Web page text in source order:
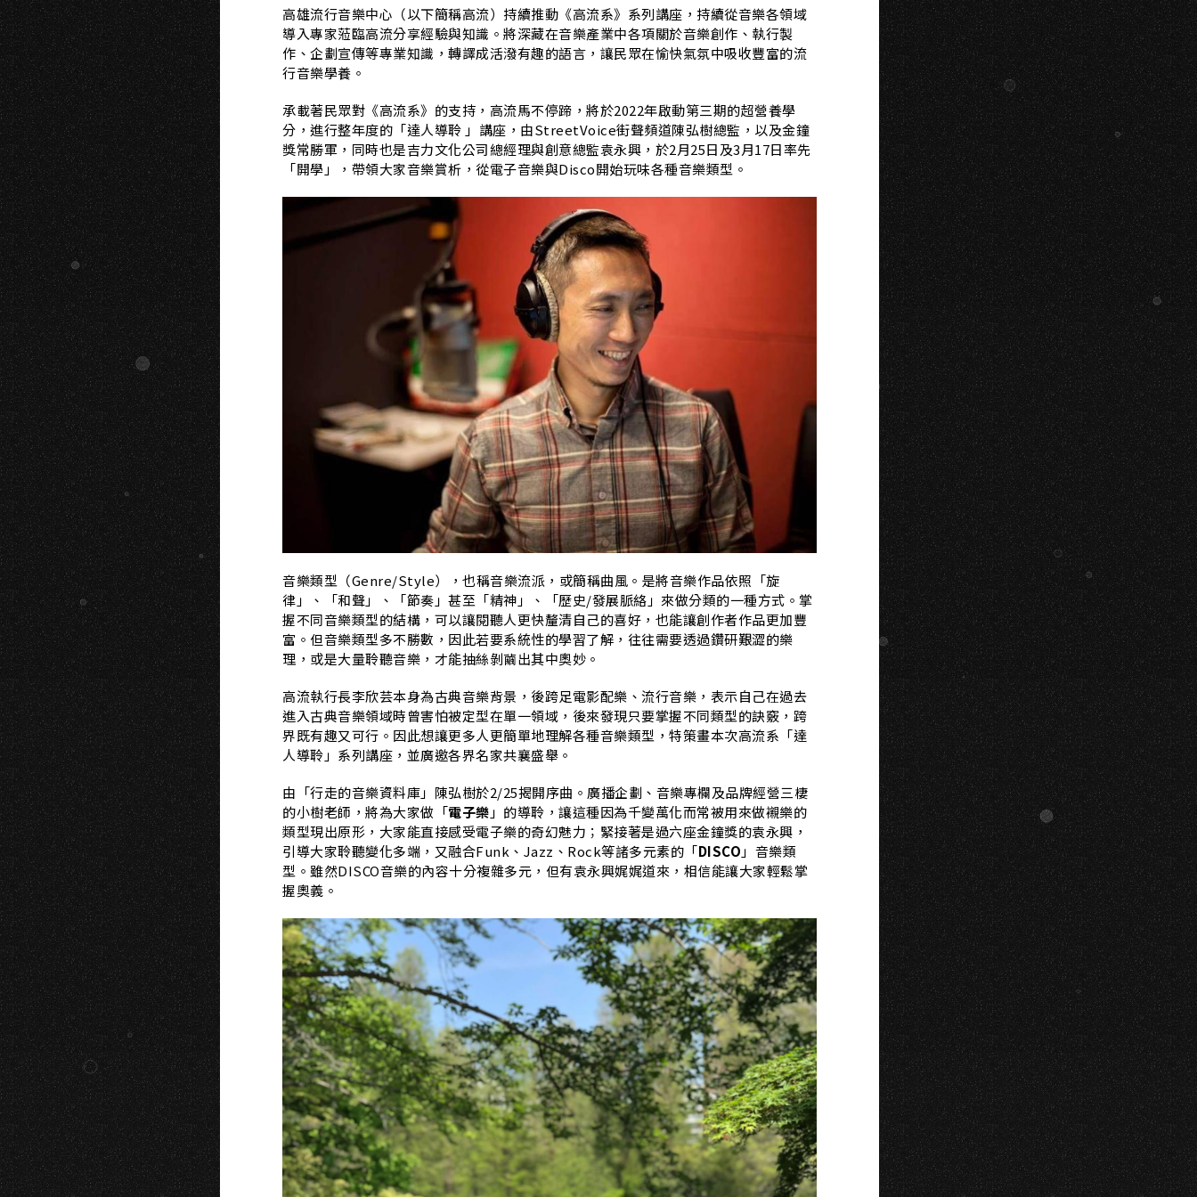
高雄流行音樂中心（以下簡稱高流）持續推動《高流系》系列講座，持續從音樂各領域
導入專家蒞臨高流分享經驗與知識。將深藏在音樂產業中各項關於音樂創作、執行製
作、企劃宣傳等專業知識，轉譯成活潑有趣的語言，讓民眾在愉快氣氛中吸收豐富的流
行音樂學養。
承載著民眾對《高流系》的支持，高流馬不停蹄，將於2022年啟動第三期的超營養學
分，進行整年度的「達人導聆 」講座，由StreetVoice街聲頻道陳弘樹總監，以及金鐘
獎常勝軍，同時也是吉力文化公司總經理與創意總監袁永興，於2月25日及3月17日率先
「開學」，帶領大家音樂賞析，從電子音樂與Disco開始玩味各種音樂類型。
音樂類型（Genre/Style），也稱音樂流派，或簡稱曲風。是將音樂作品依照「旋
律」、「和聲」、「節奏」甚至「精神」、「歷史/發展脈絡」來做分類的一種方式。掌
握不同音樂類型的結構，可以讓閱聽人更快釐清自己的喜好，也能讓創作者作品更加豐
富。但音樂類型多不勝數，因此若要系統性的學習了解，往往需要透過鑽研艱澀的樂
理，或是大量聆聽音樂，才能抽絲剝繭出其中奧妙。
高流執行長李欣芸本身為古典音樂背景，後跨足電影配樂、流行音樂，表示自己在過去
進入古典音樂領域時曾害怕被定型在單一領域，後來發現只要掌握不同類型的訣竅，跨
界既有趣又可行。因此想讓更多人更簡單地理解各種音樂類型，特策畫本次高流系「達
人導聆」系列講座，並廣邀各界名家共襄盛舉。
由「行走的音樂資料庫」陳弘樹於2/25揭開序曲。廣播企劃、音樂專欄及品牌經營三棲
的小樹老師，將為大家做「電子樂 」的導聆，讓這種因為千變萬化而常被用來做襯樂的
類型現出原形，大家能直接感受電子樂的奇幻魅力；緊接著是過六座金鐘獎的袁永興，
引導大家聆聽變化多端，又融合Funk、Jazz、Rock等諸多元素的「DISCO 」音樂類
型。雖然DISCO音樂的內容十分複雜多元，但有袁永興娓娓道來，相信能讓大家輕鬆掌
握奧義。